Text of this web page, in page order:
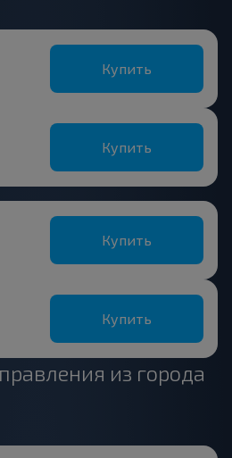
Купить
Купить
Купить
Купить
из города